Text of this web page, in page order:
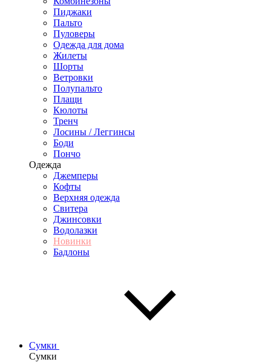
Пиджаки
Пальто
Пуловеры
Одежда для дома
Жилеты
Шорты
Ветровки
Полупальто
Плащи
Кюлоты
Тренч
Лосины / Леггинсы
Боди
Пончо
Одежда
Джемперы
Кофты
Верхняя одежда
Свитера
Джинсовки
Водолазки
Новинки
Бадлоны
Сумки
Сумки